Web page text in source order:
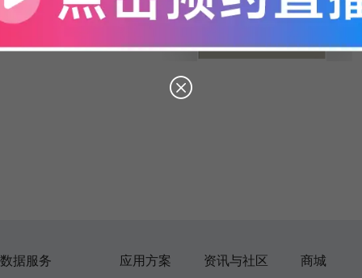
数据服务 应用方案 资讯与社区 商城